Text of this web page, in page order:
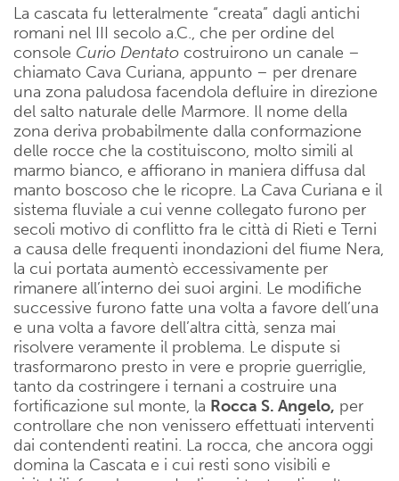
La cascata fu letteralmente “creata” dagli antichi
romani nel III secolo a.C., che per ordine del
console Curio Dentato costruirono un canale –
chiamato Cava Curiana, appunto – per drenare
una zona paludosa facendola defluire in direzione
del salto naturale delle Marmore. Il nome della
zona deriva probabilmente dalla conformazione
delle rocce che la costituiscono, molto simili al
marmo bianco, e affiorano in maniera diffusa dal
manto boscoso che le ricopre. La Cava Curiana e il
sistema fluviale a cui venne collegato furono per
secoli motivo di conflitto fra le città di Rieti e Terni
a causa delle frequenti inondazioni del fiume Nera,
la cui portata aumentò eccessivamente per
rimanere all’interno dei suoi argini. Le modifiche
successive furono fatte una volta a favore dell’una
e una volta a favore dell’altra città, senza mai
risolvere veramente il problema. Le dispute si
trasformarono presto in vere e proprie guerriglie,
tanto da costringere i ternani a costruire una
fortificazione sul monte, la Rocca S. Angelo, per
controllare che non venissero effettuati interventi
dai contendenti reatini. La rocca, che ancora oggi
domina la Cascata e i cui resti sono visibili e